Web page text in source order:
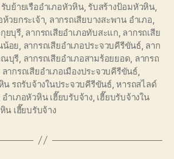
รับย้ายเรืออำเภอหัวหิน, รับสร้างป้อมหัวหิน,
ห้วยกระเจ้า ลากรถเสียบางสะพาน อำเภอ
ยบุรี, ลากรถเสียอำเภอทับสะแก ลากรถเสีย
น้อย ลากรถเสียอำเภอประจวบคีรีขันธ์, ลาก
ณบุรี ลากรถเสียอำเภอสามร้อยยอด ลากรถ
ลากรถเสียอำเภอเมืองประจวบคีรีขันธ์,
น รถรับจ้างในประจวบคีรีขันธ์,หารถสไลด์
อำเภอหัวหิน เฮี๊ยบรับจ้าง, เฮี๊ยบรับจ้างใน
น เฮี๊ยบรับจ้าง